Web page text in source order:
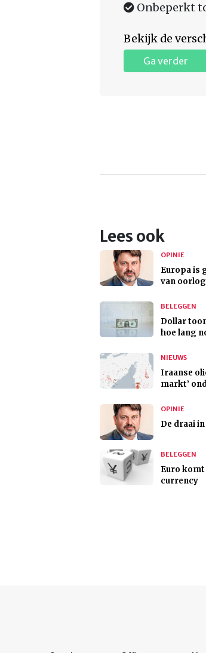
Onbeperkt
Bekijk de
Ga verder
Lees ook
OPINIE
Europa is
van
BELEGGEN
Dollar
hoe lang
NIEUWS
Iraanse
markt’
OPINIE
De draai
BELEGGEN
Euro
currency